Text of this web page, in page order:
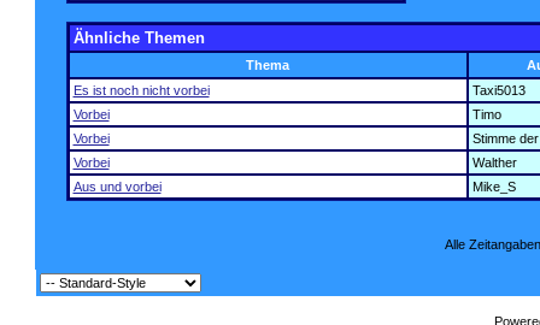
Ähnliche Themen
Thema
Es ist noch nicht vorbei
Taxi5013
Vorbei
Timo
Vorbei
Stimme
Vorbei
Walther
Aus und vorbei
Mike_S
Alle